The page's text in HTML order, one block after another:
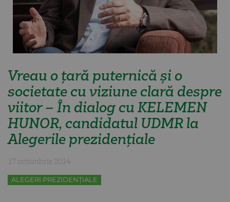
Vreau o țară puternică și o
societate cu viziune clară despre
viitor – În dialog cu KELEMEN
HUNOR, candidatul UDMR la
Alegerile prezidențiale
17 octombrie 2014
ALEGERI PREZIDENȚIALE